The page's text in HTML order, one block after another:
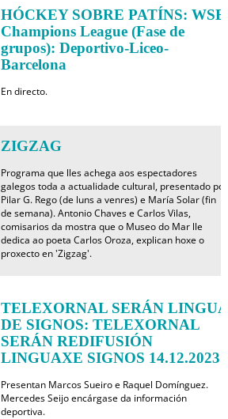
HÓCKEY SOBRE PATÍNS: WSE
Champions League (Fase de
grupos): Deportivo-Liceo-
Barcelona
En directo.
ZIGZAG
Programa que lles achega aos espectadores
galegos toda a actualidade cultural, presentado por
Pilar G. Rego (de luns a venres) e María Solar (fin
de semana). Antonio Chaves e Carlos Vilas,
comisarios da mostra que o Museo do Mar lle
dedica ao poeta Carlos Oroza, explican hoxe o
proxecto en 'Zigzag'.
TELEXORNAL SERÁN LINGUA
DE SIGNOS: TELEXORNAL
SERÁN REDIFUSIÓN
LINGUAXE SIGNOS 14.12.2023
Presentan Marcos Sueiro e Raquel Domínguez.
Mercedes Seijo encárgase da información
deportiva.